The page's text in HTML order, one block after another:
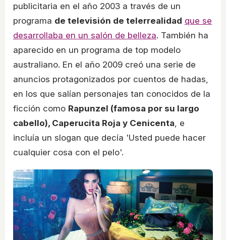
publicitaria en el año 2003 a través de un
programa de televisión de telerrealidad que se
desarrollaba en un salón de belleza. También ha
aparecido en un programa de top modelo
australiano. En el año 2009 creó una serie de
anuncios protagonizados por cuentos de hadas,
en los que salían personajes tan conocidos de la
ficción como Rapunzel (famosa por su largo
cabello), Caperucita Roja y Cenicenta , e
incluía un slogan que decía 'Usted puede hacer
cualquier cosa con el pelo'.